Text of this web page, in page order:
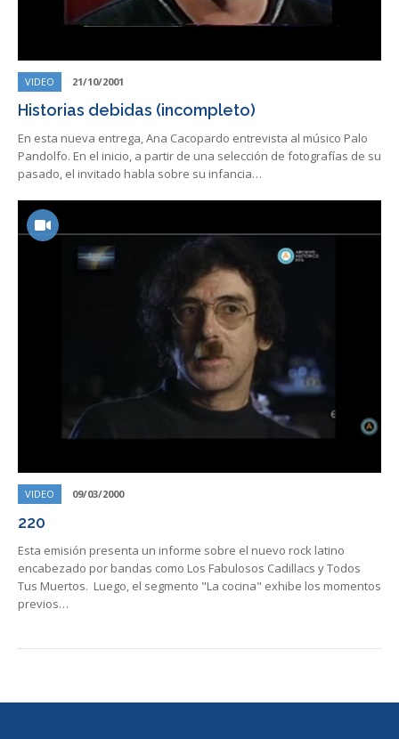
VIDEO 21/10/2001
Historias debidas (incompleto)
En esta nueva entrega, Ana Cacopardo entrevista al músico Palo
Pandolfo. En el inicio, a partir de una selección de fotografías de su
pasado, el invitado habla sobre su infancia…
VIDEO 09/03/2000
220
Esta emisión presenta un informe sobre el nuevo rock latino
encabezado por bandas como Los Fabulosos Cadillacs y Todos
Tus Muertos. Luego, el segmento "La cocina" exhibe los momentos
previos…